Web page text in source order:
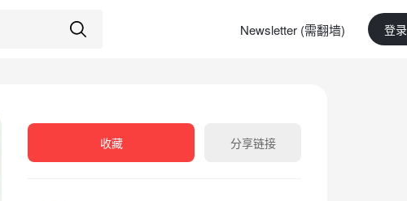
Newsletter (需翻墙) 登
收藏 分享链接